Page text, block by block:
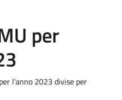
per
l'anno 2023 divise per